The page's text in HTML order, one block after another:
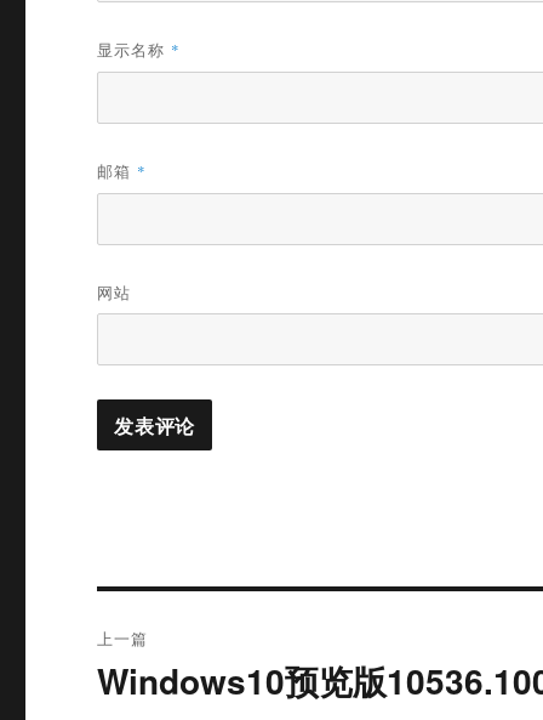
显示名称 *
邮箱 *
网站
章
上一篇
上
Windows10预览版